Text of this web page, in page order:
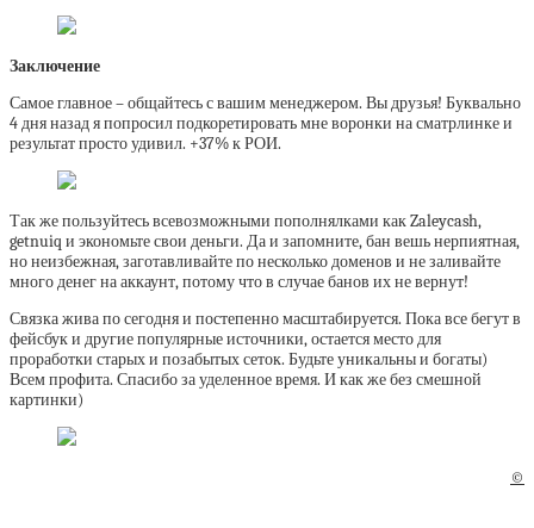
Заключение
Самое главное – общайтесь с вашим менеджером. Вы друзья! Буквально
4 дня назад я попросил подкоретировать мне воронки на сматрлинке и
результат просто удивил. +37% к РОИ.
Так же пользуйтесь всевозможными пополнялками как Zaleycash,
getnuiq и экономьте свои деньги. Да и запомните, бан вешь нерпиятная,
но неизбежная, заготавливайте по несколько доменов и не заливайте
много денег на аккаунт, потому что в случае банов их не вернут!
Связка жива по сегодня и постепенно масштабируется. Пока все бегут в
фейсбук и другие популярные источники, остается место для
проработки старых и позабытых сеток. Будьте уникальны и богаты)
Всем профита. Спасибо за уделенное время. И как же без смешной
картинки)
©